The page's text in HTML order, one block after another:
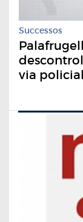
Successos
via policial